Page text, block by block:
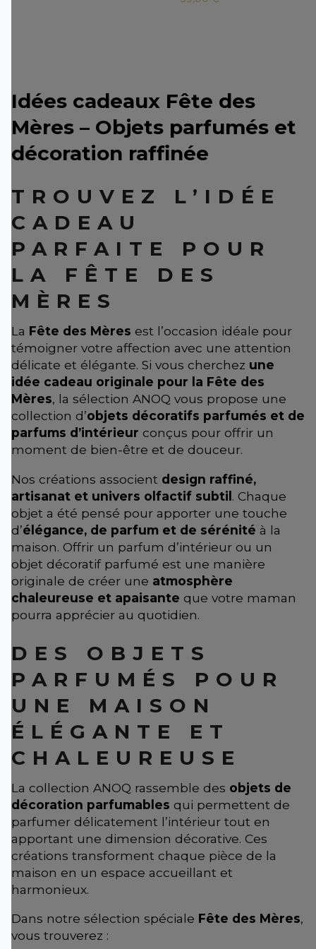
Idées cadeaux Fête des
Mères – Objets parfumés et
décoration raffinée
TROUVEZ L’IDÉE
CADEAU
PARFAITE POUR
LA FÊTE DES
MÈRES
La Fête des Mères est l’occasion idéale pour
témoigner votre affection avec une attention
délicate et élégante. Si vous cherchez une
idée cadeau originale pour la Fête des
Mères, la sélection ANOQ vous propose une
collection d’objets décoratifs parfumés et de
parfums d’intérieur conçus pour offrir un
moment de bien-être et de douceur.
Nos créations associent design raffiné,
artisanat et univers olfactif subtil. Chaque
objet a été pensé pour apporter une touche
d’élégance, de parfum et de sérénité à la
maison. Offrir un parfum d’intérieur ou un
objet décoratif parfumé est une manière
originale de créer une atmosphère
chaleureuse et apaisante que votre maman
pourra apprécier au quotidien.
DES OBJETS
PARFUMÉS POUR
UNE MAISON
ÉLÉGANTE ET
CHALEUREUSE
La collection ANOQ rassemble des objets de
décoration parfumables qui permettent de
parfumer délicatement l’intérieur tout en
apportant une dimension décorative. Ces
créations transforment chaque pièce de la
maison en un espace accueillant et
harmonieux.
Dans notre sélection spéciale Fête des Mères,
vous trouverez :